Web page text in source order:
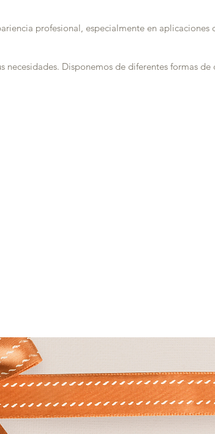
profesional, especialmente en aplicaciones
necesidades. Disponemos de diferentes formas